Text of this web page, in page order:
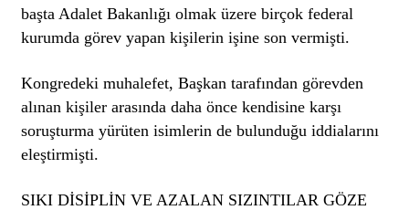
başta Adalet Bakanlığı olmak üzere birçok federal
kurumda görev yapan kişilerin işine son vermişti.
Kongredeki muhalefet, Başkan tarafından görevden
alınan kişiler arasında daha önce kendisine karşı
soruşturma yürüten isimlerin de bulunduğu iddialarını
eleştirmişti.
SIKI DİSİPLİN VE AZALAN SIZINTILAR GÖZE